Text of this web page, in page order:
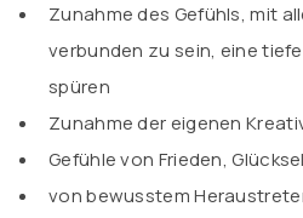
Zunahme des Gefühls, mit
verbunden zu sein, eine
spüren
Zunahme der eigenen
Gefühle von Frieden,
von bewusstem